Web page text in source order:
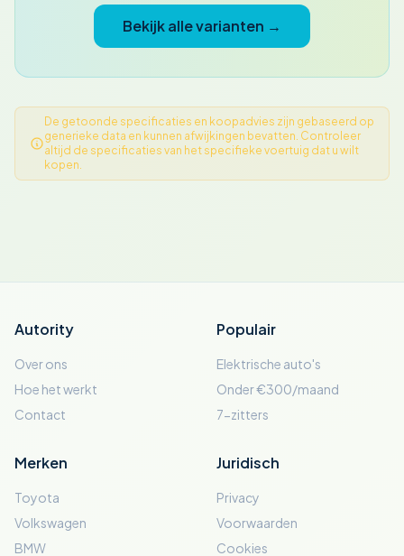
Bekijk alle varianten →
De getoonde specificaties en koopadvies zijn gebaseerd op
generieke data en kunnen afwijkingen bevatten. Controleer
altijd de specificaties van het specifieke voertuig dat u wilt
kopen.
Autority
Over ons
Hoe het werkt
Contact
Populair
Elektrische auto's
Onder €300/maand
7-zitters
Merken
Toyota
Volkswagen
BMW
Juridisch
Privacy
Voorwaarden
Cookies